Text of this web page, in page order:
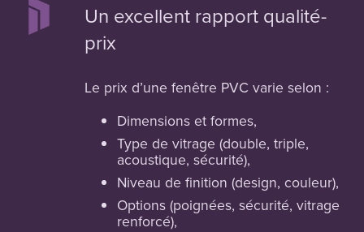
Un excellent rapport qualité-
prix
Le prix d’une fenêtre PVC varie selon :
Dimensions et formes,
Type de vitrage (double, triple,
acoustique, sécurité),
Niveau de finition (design, couleur),
Options (poignées, sécurité, vitrage
renforcé),